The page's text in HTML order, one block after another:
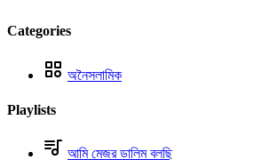
Categories
অনৈসলামিক
Playlists
আমি মেজর ডালিম বলছি